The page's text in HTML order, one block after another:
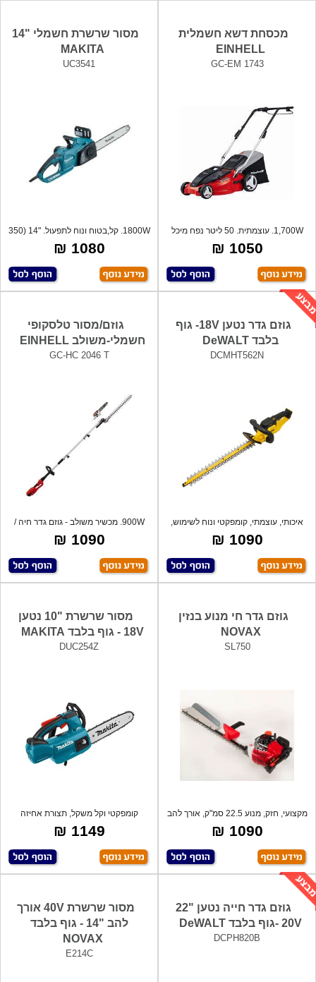
מכסחת דשא חשמלית
EINHELL
GC-EM 1743
1,700W. עוצמתית. 50 ליטר נפח מיכל
איסוף.
1050 ₪
מסור שרשרת חשמלי "14
MAKITA
UC3541
1800W. קל,בטוח ונוח לתפעול. "14 (350
מ
1080 ₪
גוזם גדר נטען 18V- גוף
בלבד DeWALT
DCMHT562N
איכותי, עוצמתי, קומפקטי ונוח לשימוש,
מנו
1090 ₪
גוזם/מסור טלסקופי
חשמלי-משולב EINHELL
GC-HC 2046 T
900W. מכשיר משולב - גוזם גדר חיה /
מסור
1090 ₪
גוזם גדר חי מנוע בנזין
NOVAX
SL750
מקצועי, חזק, מנוע 22.5 סמ"ק, אורך להב
70
1090 ₪
מסור שרשרת "10 נטען
18V - גוף בלבד MAKITA
DUC254Z
קומפקטי וקל משקל, תצורת אחיזה
עליונה. שר
1149 ₪
גוזם גדר חייה נטען "22
20V -גוף בלבד DeWALT
DCPH820B
מסור שרשרת 40V אורך
להב "14 - גוף בלבד
NOVAX
E214C